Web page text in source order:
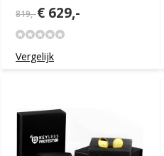
819,-€ 629,-
Vergelijk